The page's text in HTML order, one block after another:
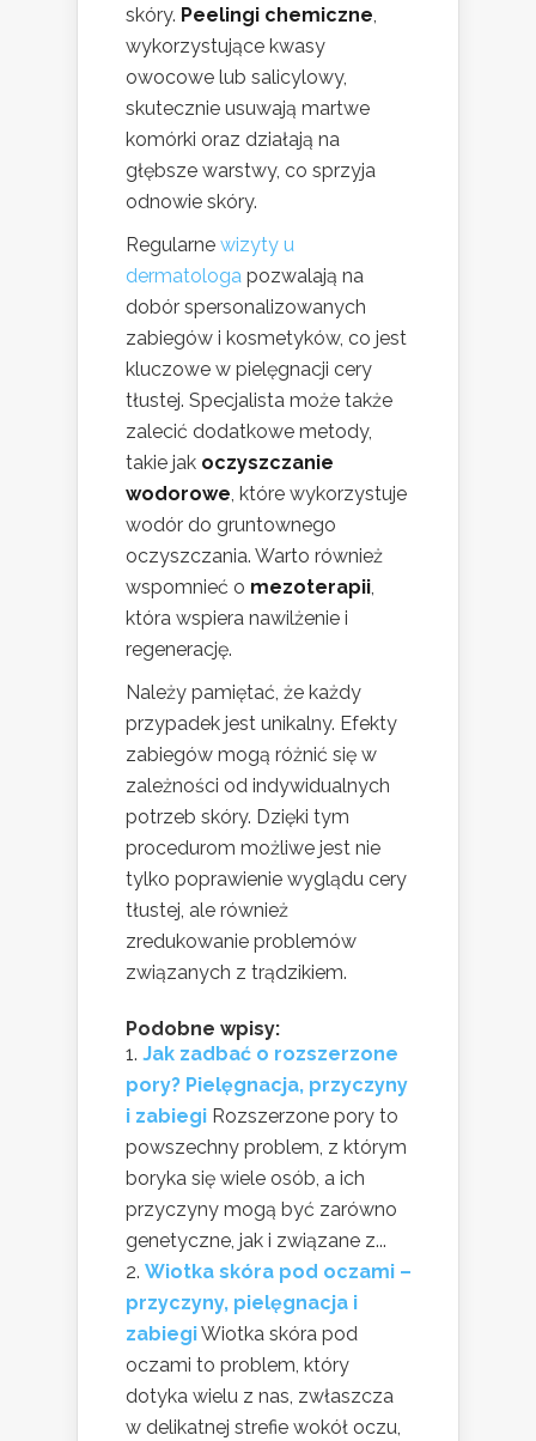
skóry. Peelingi chemiczne,
wykorzystujące kwasy
owocowe lub salicylowy,
skutecznie usuwają martwe
komórki oraz działają na
głębsze warstwy, co sprzyja
odnowie skóry.
Regularne wizyty u
dermatologa pozwalają na
dobór spersonalizowanych
zabiegów i kosmetyków, co jest
kluczowe w pielęgnacji cery
tłustej. Specjalista może także
zalecić dodatkowe metody,
takie jak oczyszczanie
wodorowe, które wykorzystuje
wodór do gruntownego
oczyszczania. Warto również
wspomnieć o mezoterapii,
która wspiera nawilżenie i
regenerację.
Należy pamiętać, że każdy
przypadek jest unikalny. Efekty
zabiegów mogą różnić się w
zależności od indywidualnych
potrzeb skóry. Dzięki tym
procedurom możliwe jest nie
tylko poprawienie wyglądu cery
tłustej, ale również
zredukowanie problemów
związanych z trądzikiem.
Podobne wpisy:
Jak zadbać o rozszerzone
pory? Pielęgnacja, przyczyny
i zabiegi Rozszerzone pory to
powszechny problem, z którym
boryka się wiele osób, a ich
przyczyny mogą być zarówno
genetyczne, jak i związane z...
Wiotka skóra pod oczami –
przyczyny, pielęgnacja i
zabiegiWiotka skóra pod
oczami to problem, który
dotyka wielu z nas, zwłaszcza
w delikatnej strefie wokół oczu,